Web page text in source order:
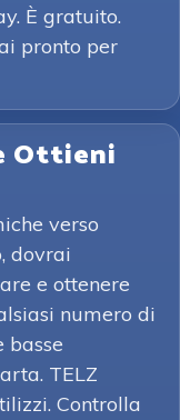
È gratuito.
pronto per
Ottieni
verso
dovrai
e ottenere
numero di
basse
TELZ
Controlla